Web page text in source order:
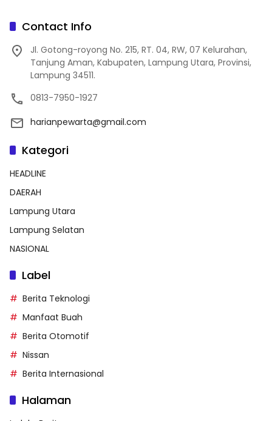
Contact Info
Jl. Gotong-royong No. 215, RT. 04, RW, 07 Kelurahan,
Tanjung Aman, Kabupaten, Lampung Utara, Provinsi,
Lampung 34511.
0813-7950-1927
harianpewarta@gmail.com
Kategori
HEADLINE
DAERAH
Lampung Utara
Lampung Selatan
NASIONAL
Label
Berita Teknologi
Manfaat Buah
Berita Otomotif
Nissan
Berita Internasional
Halaman